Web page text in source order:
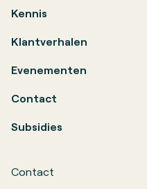
Kennis
Klantverhalen
Evenementen
Contact
Subsidies
Contact